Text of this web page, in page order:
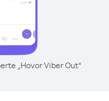
„Hovor Viber Out“